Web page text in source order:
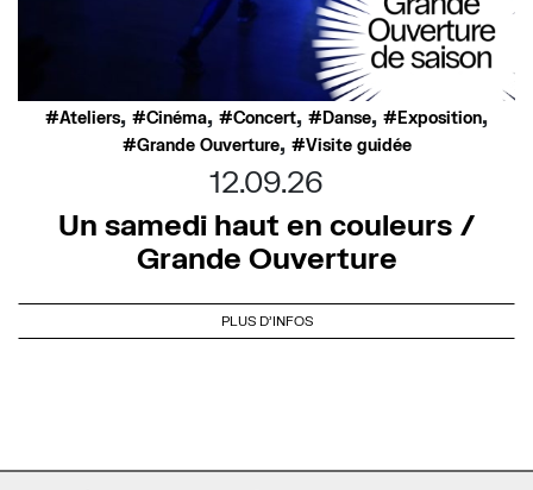
Ateliers, Cinéma, Concert, Danse, Exposition,
Grande Ouverture, Visite guidée
12.09.26
Un samedi haut en couleurs /
Grande Ouverture
PLUS D'INFOS